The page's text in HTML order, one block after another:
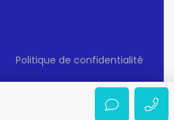
Politique de confidentialité
Droits Réservés.